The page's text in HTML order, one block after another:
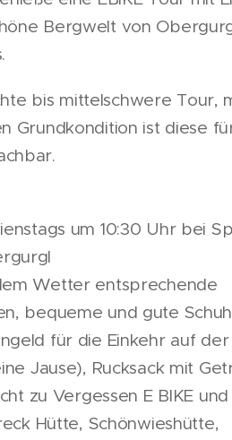
Bergwelt von
bis mittelschwere Tour,
Grundkondition ist diese
um 10:30 Uhr bei
Wetter entsprechende
bequeme und gute
für die Einkehr auf
Jause), Rucksack mit
zu Vergessen E BIKE und
Hütte, Schönwieshütte,